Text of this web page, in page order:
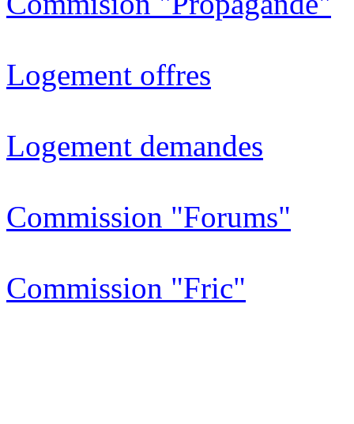
Logement offres
Logement demandes
Commission "Forums"
Commission "Fric"